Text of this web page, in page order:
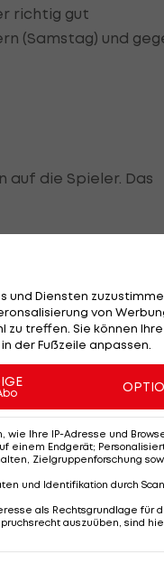
richtig gut
(Samstag) und
die Spieler. Das
dann und unsere
Aufgaben
spezielle
und Diensten
von
treffen. Sie können
der Fußzeile anpassen.
Ihre IP-Adresse und
einem Endgerät;
Zielgruppenforschung
und Identifikation durch
als Rechtsgrundlage für
auszuüben, sind